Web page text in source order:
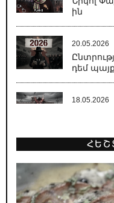
ին
20.05.2026
դեմ
18.05.2026
18.05.2026
Նիկոլի